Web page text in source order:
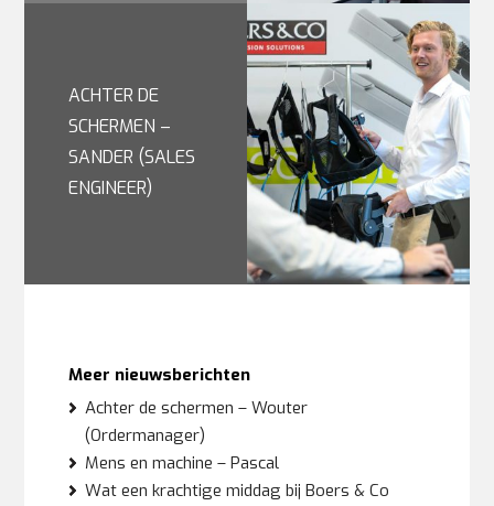
ACHTER DE
SCHERMEN –
SANDER (SALES
ENGINEER)
Meer nieuwsberichten
Achter de schermen – Wouter
(Ordermanager)
Mens en machine – Pascal
Wat een krachtige middag bij Boers & Co